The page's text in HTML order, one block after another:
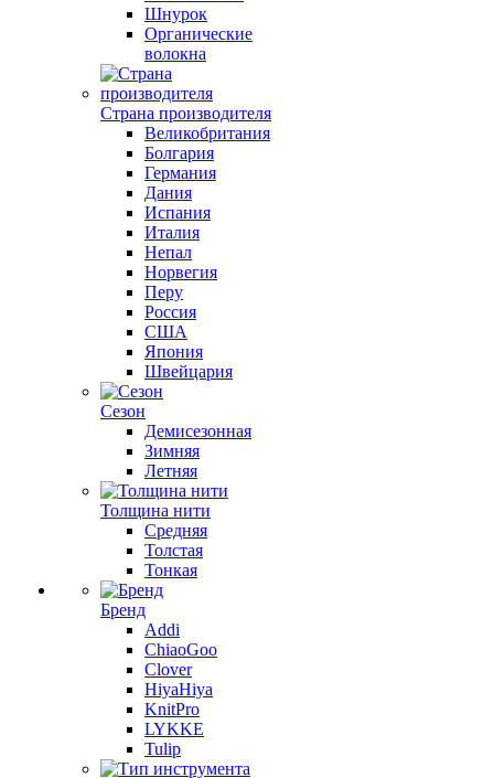
Шнурок
Органические
волокна
Страна производителя
Великобритания
Болгария
Германия
Дания
Испания
Италия
Непал
Норвегия
Перу
Россия
США
Япония
Швейцария
Сезон
Демисезонная
Зимняя
Летняя
Толщина нити
Средняя
Толстая
Тонкая
Бренд
Addi
ChiaoGoo
Clover
HiyaHiya
KnitPro
LYKKE
Tulip